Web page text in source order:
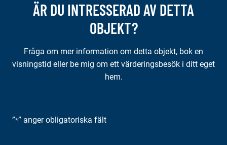
ÄR DU INTRESSERAD AV DETTA
OBJEKT?
Fråga om mer information om detta objekt, bok en
visningstid eller be mig om ett värderingsbesök i ditt eget
hem.
”*” anger obligatoriska fält